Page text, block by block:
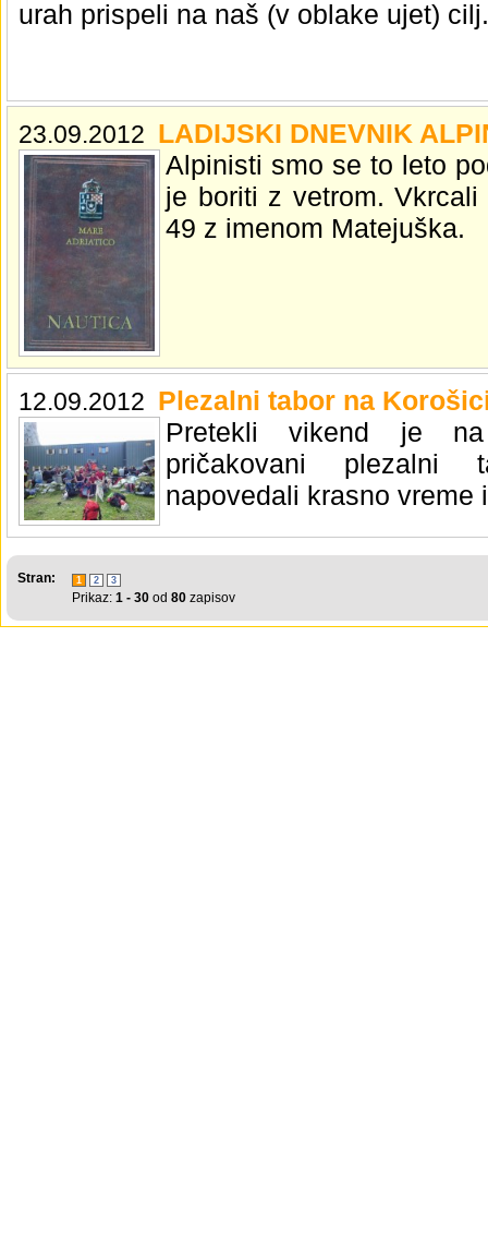
urah prispeli na naš (v oblake ujet) cilj.
23.09.2012 LADIJSKI DNEVNIK
Alpinisti smo se to leto
je boriti z vetrom.
49 z imenom Matejuška.
12.09.2012 Plezalni tabor na
Pretekli vikend je
pričakovani plezalni
napovedali krasno
Stran: 1 2 3
Prikaz: 1 - 30 od 80 zapisov